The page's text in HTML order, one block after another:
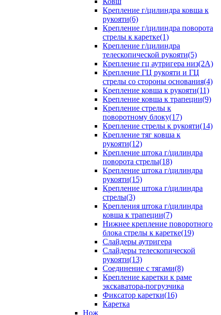
Крепление г/цилиндра ковша к
рукояти(6)
Крепление г/цилиндра поворота
стрелы к каретке(1)
Крепление г/цилиндра
телескопической рукояти(5)
Крепление гц аутригера низ(2А)
Крепление ГЦ рукояти и ГЦ
стрелы со стороны основания(4)
Крепление ковша к рукояти(11)
Крепление ковша к трапеции(9)
Крепление стрелы к
поворотному блоку(17)
Крепление стрелы к рукояти(14)
Крепление тяг ковша к
рукояти(12)
Крепление штока г/цилиндра
поворота стрелы(18)
Крепление штока г/цилиндра
рукояти(15)
Крепление штока г/цилиндра
стрелы(3)
Крепления штока г/цилиндра
ковша к трапеции(7)
Нижнее крепление поворотного
блока стрелы к каретке(19)
Слайдеры аутригера
Слайдеры телескопической
рукояти(13)
Соединение с тягами(8)
Крепление каретки к раме
экскаватора-погрузчика
Фиксатор каретки(16)
Каретка
Нож